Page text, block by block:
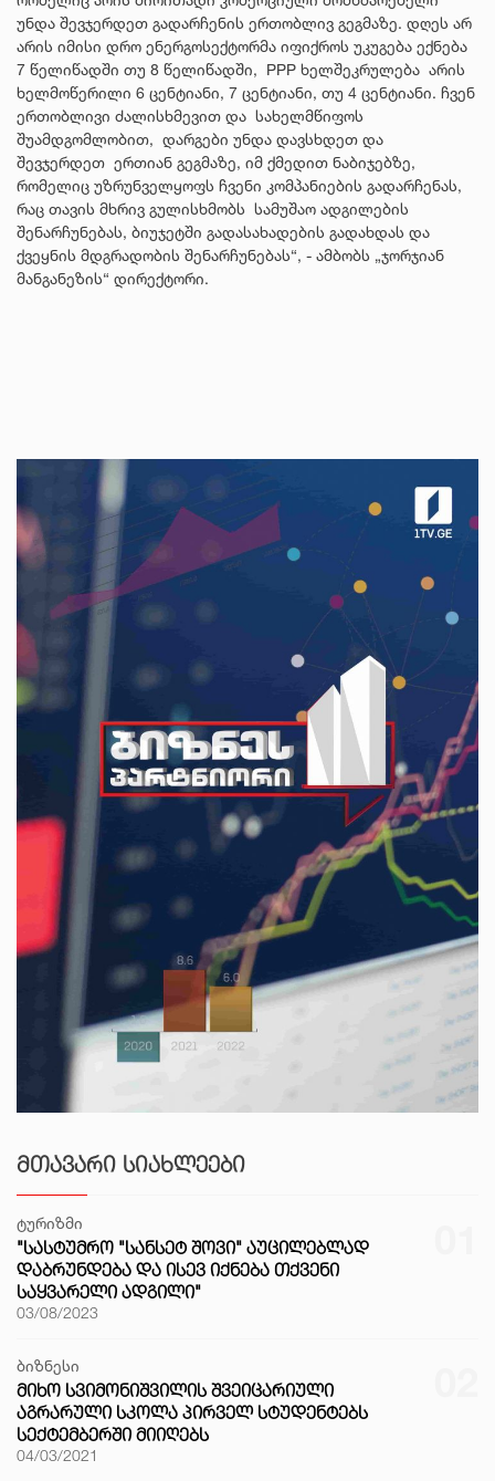
უნდა შევჯერდეთ გადარჩენის ერთობლივ გეგმაზე. დღეს არ
არის იმისი დრო ენერგოსექტორმა იფიქროს უკუგება ექნება
7 წელიწადში თუ 8 წელიწადში, PPP ხელშეკრულება არის
ხელმოწერილი 6 ცენტიანი, 7 ცენტიანი, თუ 4 ცენტიანი. ჩვენ
ერთობლივი ძალისხმევით და სახელმწიფოს
შუამდგომლობით, დარგები უნდა დავსხდეთ და
შევჯერდეთ ერთიან გეგმაზე, იმ ქმედით ნაბიჯებზე,
რომელიც უზრუნველყოფს ჩვენი კომპანიების გადარჩენას,
რაც თავის მხრივ გულისხმობს სამუშაო ადგილების
შენარჩუნებას, ბიუჯეტში გადასახადების გადახდას და
ქვეყნის მდგრადობის შენარჩუნებას“, - ამბობს „ჯორჯიან
მანგანეზის“ დირექტორი.
ᲛᲗᲐᲕᲐᲠᲘ ᲡᲘᲐᲮᲚᲔᲔᲑᲘ
ტურიზმი
"ᲡᲐᲡᲢᲣᲛᲠᲝ "ᲡᲐᲜᲡᲔᲢ ᲨᲝᲕᲘ" ᲐᲣᲪᲘᲚᲔᲑᲚᲐᲓ
ᲓᲐᲑᲠᲣᲜᲓᲔᲑᲐ ᲓᲐ ᲘᲡᲔᲕ ᲘᲥᲜᲔᲑᲐ ᲗᲥᲕᲔᲜᲘ
ᲡᲐᲧᲕᲐᲠᲔᲚᲘ ᲐᲓᲒᲘᲚᲘ"
03/08/2023
ბიზნესი
ᲛᲘᲮᲝ ᲡᲕᲘᲛᲝᲜᲘᲨᲕᲘᲚᲘᲡ ᲨᲕᲔᲘᲪᲐᲠᲘᲣᲚᲘ
ᲐᲒᲠᲐᲠᲣᲚᲘ ᲡᲙᲝᲚᲐ ᲞᲘᲠᲕᲔᲚ ᲡᲢᲣᲓᲔᲜᲢᲔᲑᲡ
ᲡᲔᲥᲢᲔᲛᲑᲔᲠᲨᲘ ᲛᲘᲘᲦᲔᲑᲡ
04/03/2021